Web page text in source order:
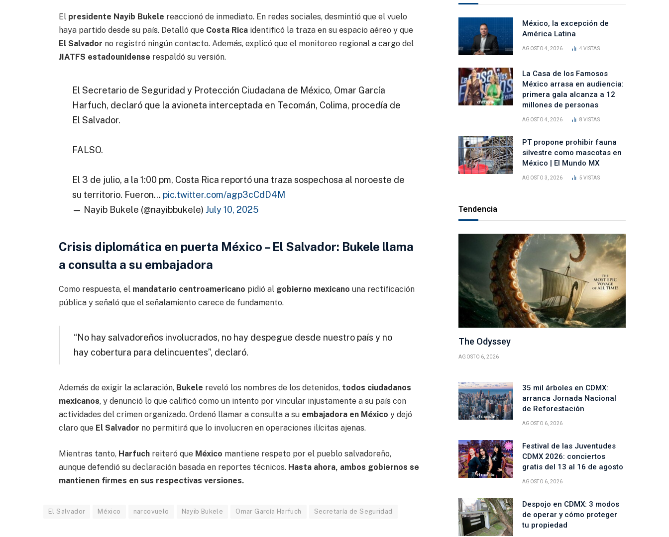
El presidente Nayib Bukele reaccionó de inmediato. En redes sociales, desmintió que el vuelo
haya partido desde su país. Detalló que Costa Ricaidentificó la traza en su espacio aéreo y que
El Salvador no registró ningún contacto. Además, explicó que el monitoreo regional a cargo del
JIATFS estadounidense respaldó su versión.
El Secretario de Seguridad y Protección Ciudadana de México, Omar García
Harfuch, declaró que la avioneta interceptada en Tecomán, Colima, procedía de
El Salvador.
FALSO.
El 3 de julio, a la 1:00 pm, Costa Rica reportó una traza sospechosa al noroeste de
su territorio. Fueron… pic.twitter.com/agp3cCdD4M
— Nayib Bukele (@nayibbukele) July 10, 2025
Crisis diplomática en puerta México – El Salvador: Bukele llama
a consulta a su embajadora
Como respuesta, elmandatario centroamericano pidió al gobierno mexicano una rectificación
pública y señaló que el señalamiento carece de fundamento.
“No hay salvadoreños involucrados, no hay despegue desde nuestro país y no
hay cobertura para delincuentes”, declaró.
Además de exigir la aclaración,Bukele reveló los nombres de los detenidos, todos ciudadanos
mexicanos, y denunció lo que calificó como un intento por vincular injustamente a su país con
actividades del crimen organizado. Ordenó llamar a consulta a su embajadora en México y dejó
claro que El Salvador no permitirá que lo involucren en operaciones ilícitas ajenas.
Mientras tanto, Harfuch reiteró que México mantiene respeto por el pueblo salvadoreño,
aunque defendió su declaración basada en reportes técnicos. Hasta ahora, ambos gobiernos se
mantienen firmes en sus respectivas versiones.
El Salvador México narcovuelo Nayib Bukele Omar García Harfuch Secretaría de Seguridad
México, la excepción de
América Latina
AGOSTO 4, 2026 4VISTAS
La Casa de los Famosos
México arrasa en audiencia:
primera gala alcanza a 12
millones de personas
AGOSTO 4, 2026 8VISTAS
PT propone prohibir fauna
silvestre como mascotas en
México | El Mundo MX
AGOSTO 3, 2026 5VISTAS
Tendencia
The Odyssey
AGOSTO 6, 2026
35 mil árboles en CDMX:
arranca Jornada Nacional
de Reforestación
AGOSTO 6, 2026
Festival de las Juventudes
CDMX 2026: conciertos
gratis del 13 al 16 de agosto
AGOSTO 6, 2026
Despojo en CDMX: 3 modos
de operar y cómo proteger
tu propiedad